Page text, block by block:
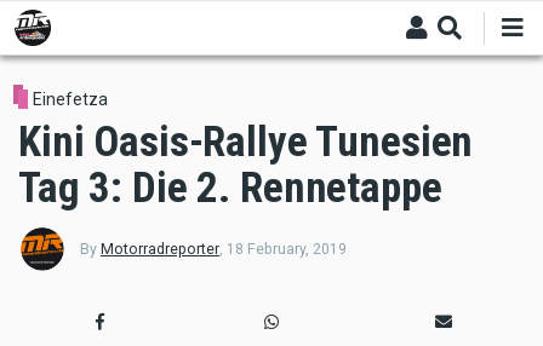
Skip
to
main
content
Einefetza
Kini Oasis-Rallye Tunesien
Tag 3: Die 2. Rennetappe
By Motorradreporter, 18 February, 2019